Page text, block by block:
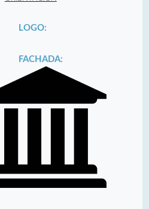
LOGO:
FACHADA: